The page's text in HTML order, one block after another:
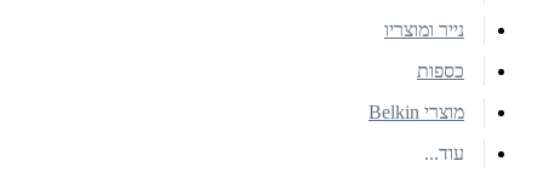
נייר ומוצריו
כספות
מוצרי Belkin
עוד...